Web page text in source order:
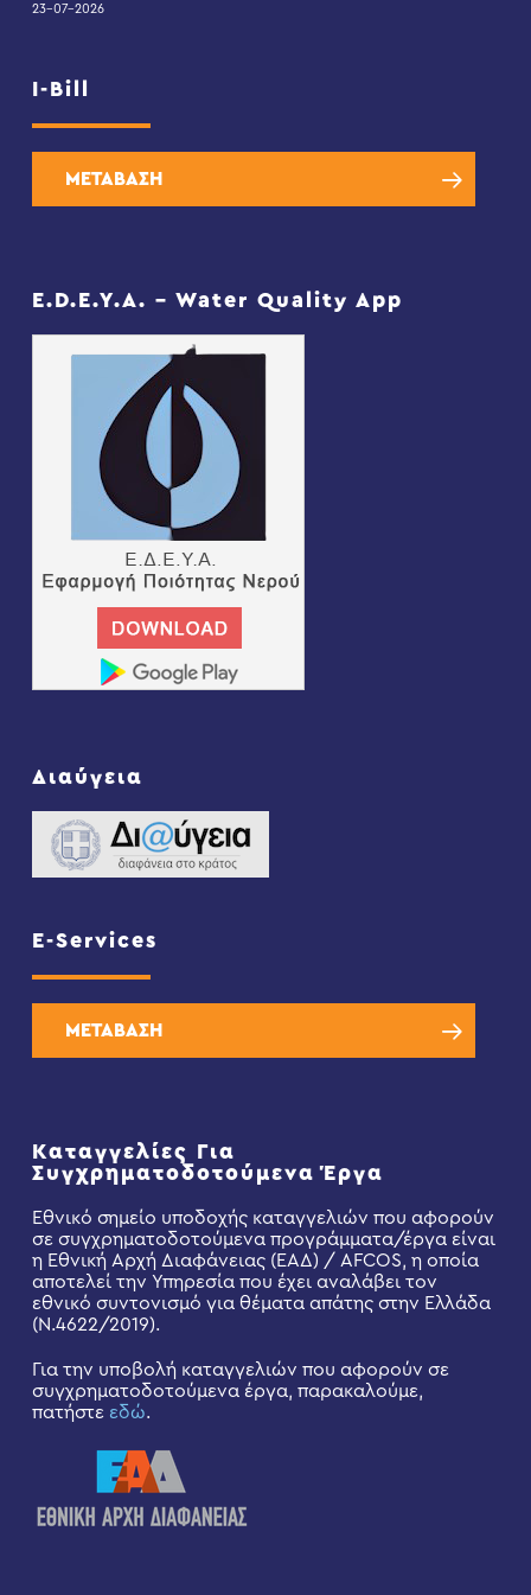
23-07-2026
I-Bill
ΜΕΤΑΒΑΣΗ
E.D.E.Y.A. – Water Quality App
Διαύγεια
E-Services
ΜΕΤΑΒΑΣΗ
Καταγγελίες Για
Συγχρηματοδοτούμενα Έργα
Εθνικό σημείο υποδοχής καταγγελιών που αφορούν
σε συγχρηματοδοτούμενα προγράμματα/έργα είναι
η Εθνική Αρχή Διαφάνειας (ΕΑΔ) / AFCOS, η οποία
αποτελεί την Υπηρεσία που έχει αναλάβει τον
εθνικό συντονισμό για θέματα απάτης στην Ελλάδα
(Ν.4622/2019).
Για την υποβολή καταγγελιών που αφορούν σε
συγχρηματοδοτούμενα έργα, παρακαλούμε,
πατήστε εδώ.